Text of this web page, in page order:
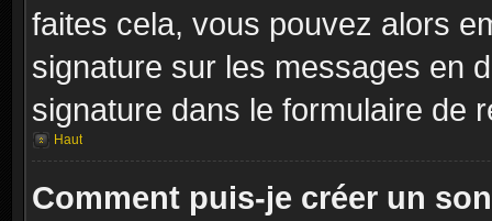
faites cela, vous pouvez alors
signature sur les messages en
signature dans le formulaire de
Haut
Comment puis-je créer un